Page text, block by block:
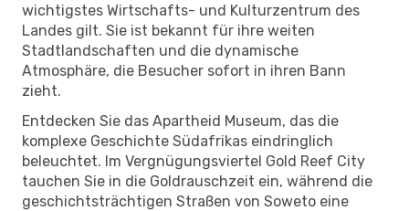
wichtigstes Wirtschafts- und Kulturzentrum des
Landes gilt. Sie ist bekannt für ihre weiten
Stadtlandschaften und die dynamische
Atmosphäre, die Besucher sofort in ihren Bann
zieht.
Entdecken Sie das Apartheid Museum, das die
komplexe Geschichte Südafrikas eindringlich
beleuchtet. Im Vergnügungsviertel Gold Reef City
tauchen Sie in die Goldrauschzeit ein, während die
geschichtsträchtigen Straßen von Soweto eine